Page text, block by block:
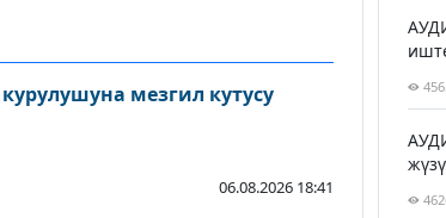
мезгил кутусу
06.08.2026 18:41